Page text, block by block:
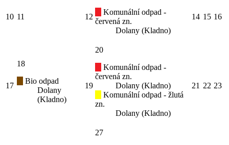
10 11 12
Komunální odpad -
červená zn.
Dolany (Kladno)
14 15 16
17
18
Bio odpad
Dolany
(Kladno)
19
20
Komunální odpad -
červená zn.
Dolany (Kladno)
Komunální odpad - žlutá
zn.
Dolany (Kladno)
21 22 23
27